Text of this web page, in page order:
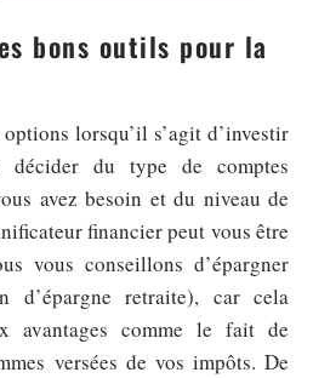
bons outils pour la
lorsqu’il s’agit d’investir
du type de comptes
avez besoin et du niveau de
financier peut vous être
vous conseillons d’épargner
d’épargne retraite), car cela
avantages comme le fait de
versées de vos impôts. De